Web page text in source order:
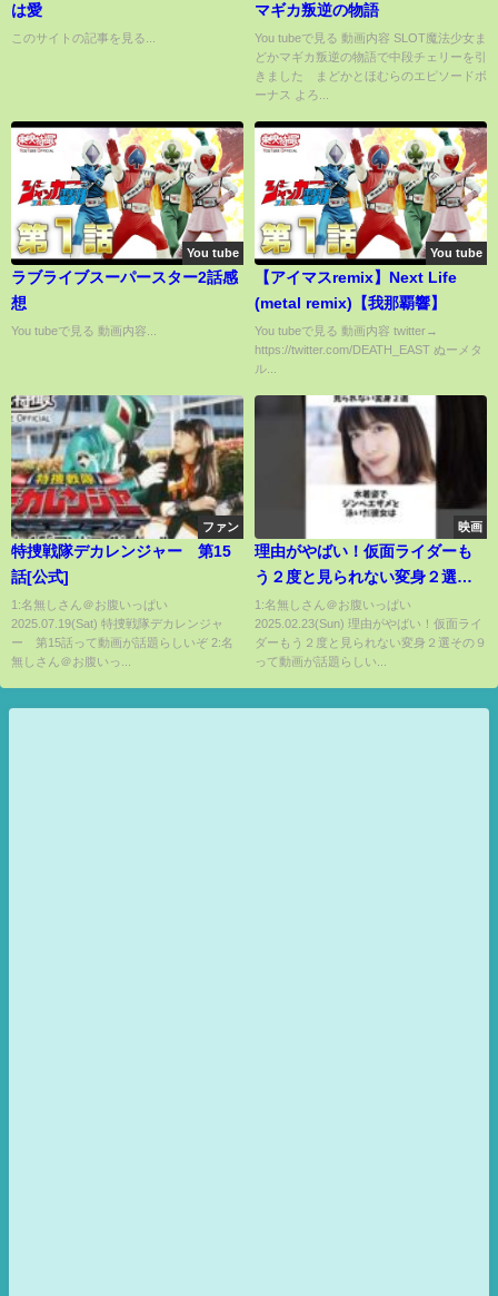
は愛
このサイトの記事を見る...
マギカ叛逆の物語
You tubeで見る 動画内容 SLOT魔法少女ま
どかマギカ叛逆の物語で中段チェリーを引
きました まどかとほむらのエピソードボ
ーナス よろ...
You tube
ラブライブスーパースター2話感
想
You tubeで見る 動画内容...
You tube
【アイマスremix】Next Life
(metal remix)【我那覇響】
You tubeで見る 動画内容 twitter→
https://twitter.com/DEATH_EAST ぬーメタ
ル...
ファン
特捜戦隊デカレンジャー 第15
話[公式]
1:名無しさん＠お腹いっぱい
2025.07.19(Sat) 特捜戦隊デカレンジャ
ー 第15話って動画が話題らしいぞ 2:名
無しさん＠お腹いっ...
映画
理由がやばい！仮面ライダーも
う２度と見られない変身２選そ
の９
1:名無しさん＠お腹いっぱい
2025.02.23(Sun) 理由がやばい！仮面ライ
ダーもう２度と見られない変身２選その９
って動画が話題らしい...